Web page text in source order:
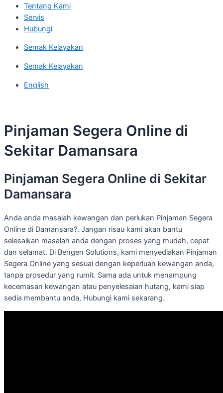
Tentang Kami
Servis
Hubungi
Semak Kelayakan
Semak Kelayakan
English
Pinjaman Segera Online di
Sekitar Damansara
Pinjaman Segera Online di Sekitar
Damansara
Anda anda masalah kewangan dan perlukan Pinjaman Segera
Online di Damansara?. Jangan risau kami akan bantu
selesaikan masalah anda dengan proses yang mudah, cepat
dan selamat. Di Bengen Solutions, kami menyediakan Pinjaman
Segera Online yang sesuai dengan keperluan kewangan anda,
tanpa prosedur yang rumit. Sama ada untuk menampung
kecemasan kewangan atau penyelesaian hutang, kami siap
sedia membantu anda, Hubungi kami sekarang.